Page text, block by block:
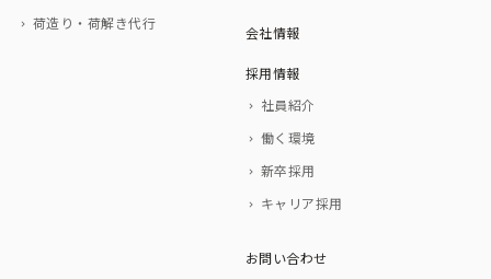
片付け代行
会社情報
採用情報
社員紹介
働く環境
新卒採用